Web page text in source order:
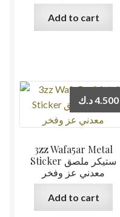
Add to cart
3zz Wafa5ar Metal
Sticker ستيكر ملصق
معدني عز وفخر
4.500د.ك
Add to cart